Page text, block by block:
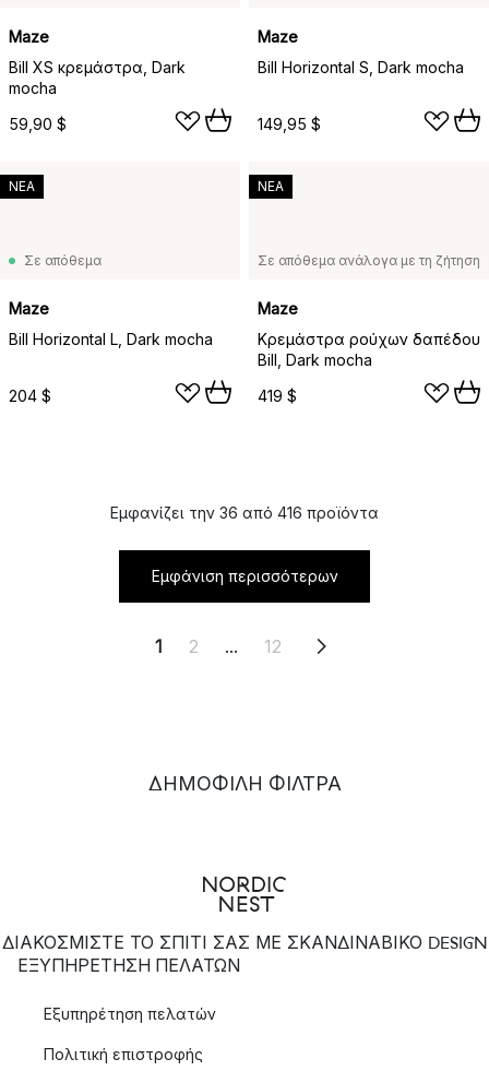
Maze
Bill XS κρεμάστρα, Dark
mocha
59,90 $
Maze
Bill Horizontal S, Dark mocha
149,95 $
Σε απόθεμα
Maze
Bill Horizontal L, Dark mocha
204 $
ΝΕΑ
Σε απόθεμα ανάλογα με τη ζήτηση
Maze
Κρεμάστρα ρούχων δαπέδου
Bill, Dark mocha
419 $
ΝΕΑ
Εμφανίζει την 36 από 416 προϊόντα
Εμφάνιση περισσότερων
1 2 ... 12
ΔΗΜΟΦΙΛΉ ΦΊΛΤΡΑ
ΔΙΑΚΟΣΜΙΣΤΕ ΤΟ ΣΠΙΤΙ ΣΑΣ ΜΕ ΣΚΑΝΔΙΝΑΒΙΚΟ DESIGN
ΕΞΥΠΗΡΈΤΗΣΗ ΠΕΛΑΤΏΝ
Εξυπηρέτηση πελατών
Πολιτική επιστροφής